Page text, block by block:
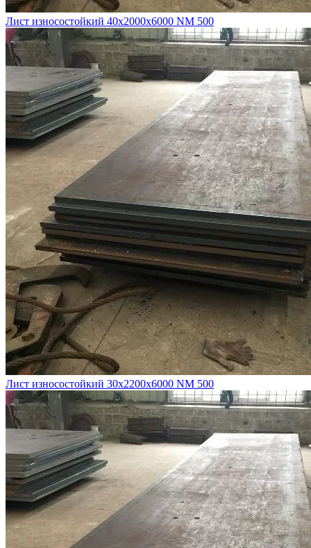
Лист износостойкий 40х2000х6000 NM 500
Лист износостойкий 30х2200х6000 NM 500